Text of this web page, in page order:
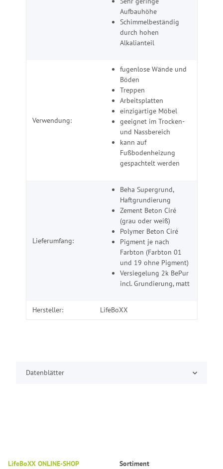
Aufbauhöhe
Schimmelbeständig
durch hohen
Alkalianteil
Verwendung:
fugenlose Wände und
Böden
Treppen
Arbeitsplatten
einzigartige Möbel
geeignet im Trocken-
und Nassbereich
kann auf
Fußbodenheizung
gespachtelt werden
Lieferumfang:
Beha Supergrund,
Haftgrundierung
Zement Beton Ciré
(grau oder weiß)
Polymer Beton Ciré
Pigment je nach
Farbton (Farbton 01
und 19 ohne Pigment)
Versiegelung 2k BePur
incl. Grundierung, matt
Hersteller: LifeBoXX
Datenblätter
LifeBoXX ONLINE-SHOP Sortiment